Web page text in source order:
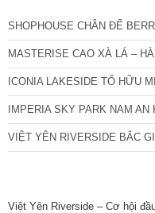
SHOPHOUSE CHÂN ĐẾ
MASTERISE CAO XÀ LÁ –
ICONIA LAKESIDE TỐ HỮU
IMPERIA SKY PARK NAM AN
VIỆT YÊN RIVERSIDE BẮC
Việt Yên Riverside – Cơ hội